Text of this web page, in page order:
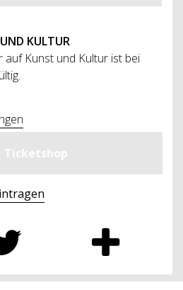
KULTUR
auf Kunst und Kultur ist bei
Ticketshop